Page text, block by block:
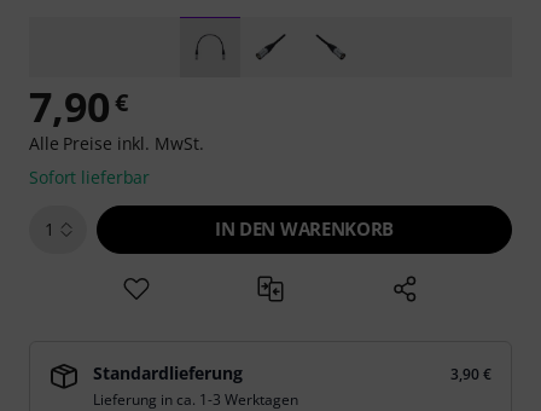
7,90€
Alle Preise inkl. MwSt.
Sofort lieferbar
1 IN DEN WARENKORB
Standardlieferung
3,90 €
Lieferung in ca. 1-3 Werktagen